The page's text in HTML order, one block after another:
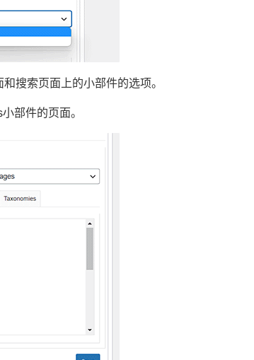
搜索页面上的小部件的选项。
部件的页面。